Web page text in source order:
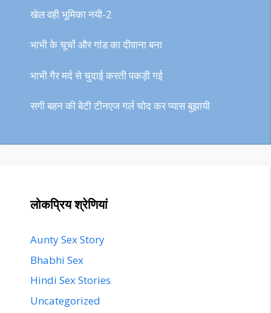
खेल वही भूमिका नयी-2
भाभी के चूचों और गांड का दीवाना बना
भाभी गैर मर्द से चुदाई करती पकड़ी गई
सगी बहन की बेटी टीनएज गर्ल चोद कर प्यास बुझायी
लोकप्रिय श्रेणियां
Aunty Sex Story
Bhabhi Sex
Hindi Sex Stories
Uncategorized